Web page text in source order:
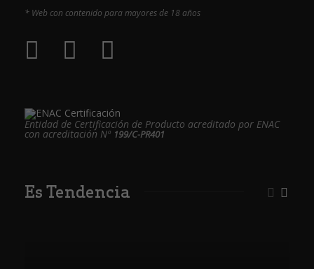
* Web con contenido para mayores de 18 años
Entidad de Certificación de Producto acreditado por ENAC
con acreditación Nº 199/C-PR401
Es Tendencia